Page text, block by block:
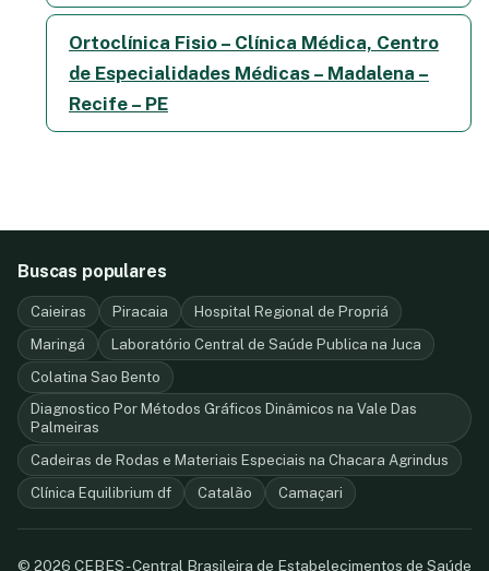
Ortoclínica Fisio – Clínica Médica, Centro
de Especialidades Médicas – Madalena –
Recife – PE
Buscas populares
Caieiras Piracaia
Hospital Regional de Propriá
Maringá
Laboratório Central de Saúde Publica na Juca
Colatina Sao Bento
Diagnostico Por Métodos Gráficos Dinâmicos na Vale Das
Palmeiras
Cadeiras de Rodas e Materiais Especiais na Chacara Agrindus
Clínica Equilibrium df
Catalão Camaçari
© 2026 CEBES - Central Brasileira de Estabelecimentos de Saúde